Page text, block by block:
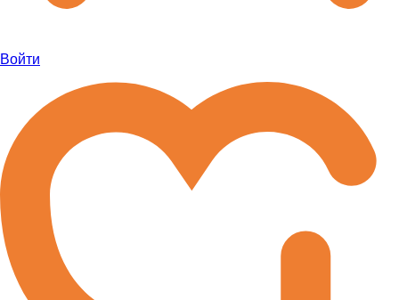
Войти